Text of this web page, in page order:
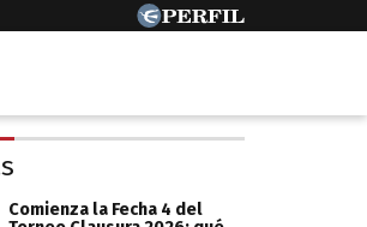
Comienza la Fecha 4 del